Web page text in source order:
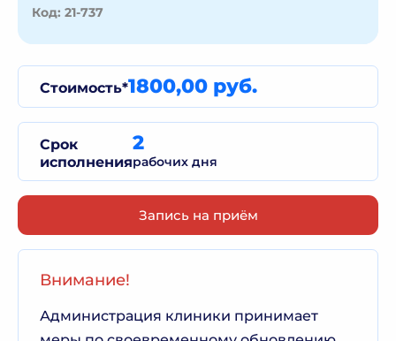
Код: 21-737
Стоимость*1800,00 руб.
Срок
исполнения
2
рабочих дня
Запись на приём
Внимание!
Администрация клиники принимает